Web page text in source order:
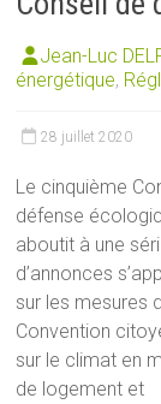
Jean-Luc
énergétique,
28 juillet 2020
Le cinquième
défense
aboutit à une
d’annonces
sur les mesures
Convention
sur le climat en
de logement et